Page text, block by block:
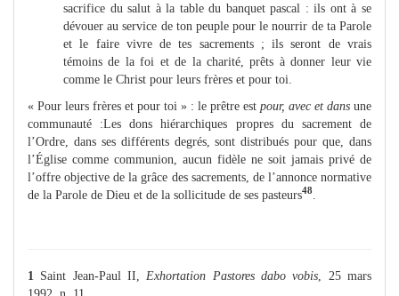
sacrifice du salut à la table du banquet pascal : ils ont à se
dévouer au service de ton peuple pour le nourrir de ta Parole
et le faire vivre de tes sacrements ; ils seront de vrais
témoins de la foi et de la charité, prêts à donner leur vie
comme le Christ pour leurs frères et pour toi.
« Pour leurs frères et pour toi » : le prêtre est pour, avec et dans une
communauté :Les dons hiérarchiques propres du sacrement de
l’Ordre, dans ses différents degrés, sont distribués pour que, dans
l’Église comme communion, aucun fidèle ne soit jamais privé de
l’offre objective de la grâce des sacrements, de l’annonce normative
de la Parole de Dieu et de la sollicitude de ses pasteurs48
1 Saint Jean-Paul II, Exhortation Pastores dabo vobis , 25 mars